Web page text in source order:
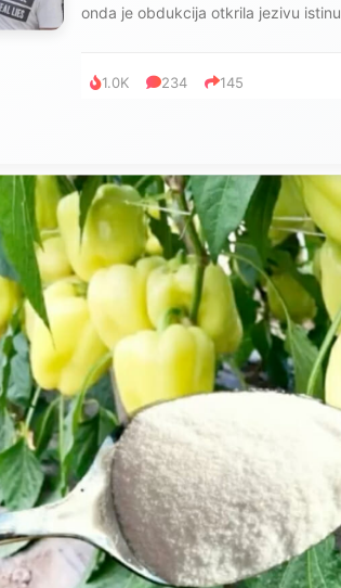
onda je obdukcija otkrila jezivu istinu
1.0K 234 145